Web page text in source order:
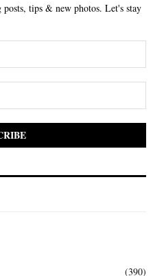
tips & new photos. Let's stay
(390)